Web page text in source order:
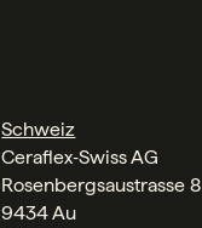
Schweiz
Ceraflex‑Swiss AG
Rosenbergsaustrasse 8
9434 Au